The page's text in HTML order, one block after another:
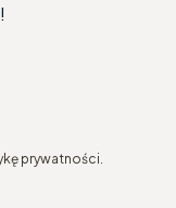
prywatności.